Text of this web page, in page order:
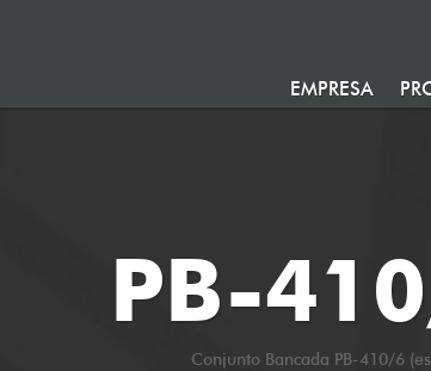
EMPRESA
PB-
Conjunto Bancada PB-410/6